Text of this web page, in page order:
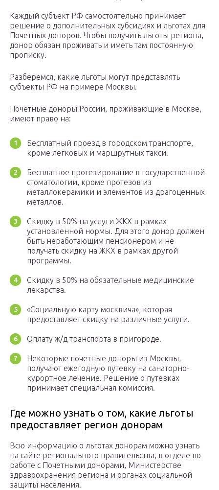
Каждый субъект РФ самостоятельно принимает
решение о дополнительных субсидиях и льготах для
Почетных доноров. Чтобы получить льготы региона,
донор обязан проживать и иметь там постоянную
прописку.
Разберемся, какие льготы могут представлять
субъекты РФ на примере Москвы.
Почетные доноры России, проживающие в Москве,
имеют право на:
Бесплатный проезд в городском транспорте,
кроме легковых и маршрутных такси.
Бесплатное протезирование в государственной
стоматологии, кроме протезов из
металлокерамики и элементов из драгоценных
металлов.
Скидку в 50% на услуги ЖКХ в рамках
установленной нормы. Для этого донор должен
быть неработающим пенсионером и не
получать скидку на ЖКХ в рамках другой
программы.
Скидку в 50% на обязательные медицинские
лекарства.
«Социальную карту москвича», которая
предоставляет скидку на различные услуги.
Оплату ж/д транспорта в пригороде.
Некоторые почетные доноры из Москвы,
получают ежегодную путевку на санаторно-
курортное лечение. Решение о путевках
принимает специальная комиссия.
Где можно узнать о том, какие льготы
предоставляет регион донорам
Всю информацию о льготах донорам можно узнать
на сайте регионального правительства, в отделе по
работе с Почетными донорами, Министерстве
здравоохранения региона и органах социальной
защиты населения.